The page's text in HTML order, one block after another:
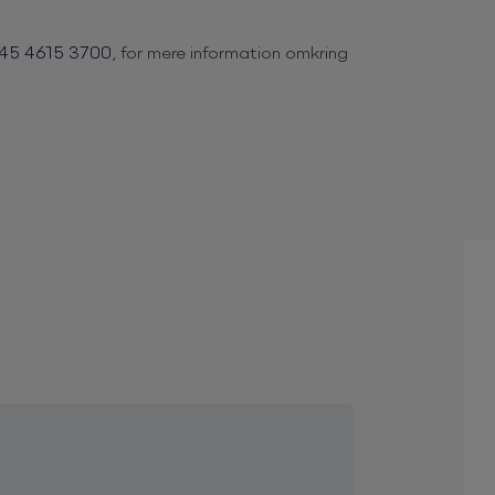
4615 3700 , for mere information omkring
karakterfulde stemme forstår
musikalske øjeblikke.
genre, men lader inspirationen bestemme